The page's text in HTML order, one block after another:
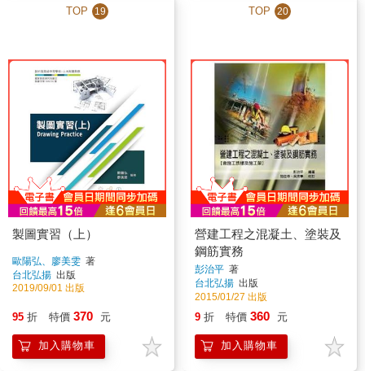
TOP 19
製圖實習（上）
歐陽弘、廖美雯 著
台北弘揚 出版
2019/09/01 出版
95 折 特價 370 元
加入購物車
TOP 20
營建工程之混凝土、塗裝及
鋼筋實務
彭治平 著
台北弘揚 出版
2015/01/27 出版
9 折 特價 360 元
加入購物車